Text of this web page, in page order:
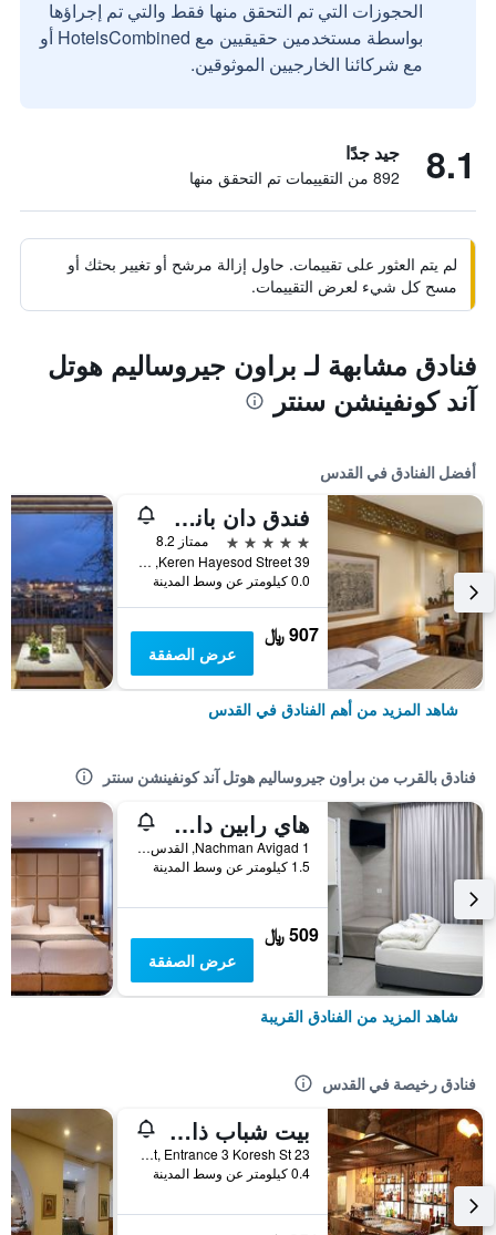
الحجوزات التي تم التحقق منها فقط والتي تم إجراؤها
بواسطة مستخدمين حقيقيين مع HotelsCombined أو
مع شركائنا الخارجيين الموثوقين.
8.1 جيد جدًا
892 من التقييمات تم التحقق منها
لم يتم العثور على تقييمات. حاول إزالة مرشح أو تغيير بحثك أو
مسح كل شيء لعرض التقييمات.
فنادق مشابهة لـ براون جيروساليم هوتل
آند كونفينشن سنتر
أفضل الفنادق في القدس
فندق دان بانوراما القدس
5 نجوم
ممتاز 8.2
39 Keren Hayesod Street, القدس, Jerusalem District, اسرائيل
0.0 كيلومتر عن وسط المدينة
907 ﷼
عرض الصفقة
شاهد المزيد من أهم الفنادق في القدس
فنادق بالقرب من براون جيروساليم هوتل آند كونفينشن سنتر
هاي رابين دار ضيافة القدس
Nachman Avigad 1, القدس, Jerusalem District, اسرائيل
1.5 كيلومتر عن وسط المدينة
509 ﷼
عرض الصفقة
شاهد المزيد من الفنادق القريبة
فنادق رخيصة في القدس
بيت شباب ذا بوست القدس
23 Jaffa Street, Entrance 3 Koresh St, القدس, Jerusalem District, اسرائيل
0.4 كيلومتر عن وسط المدينة